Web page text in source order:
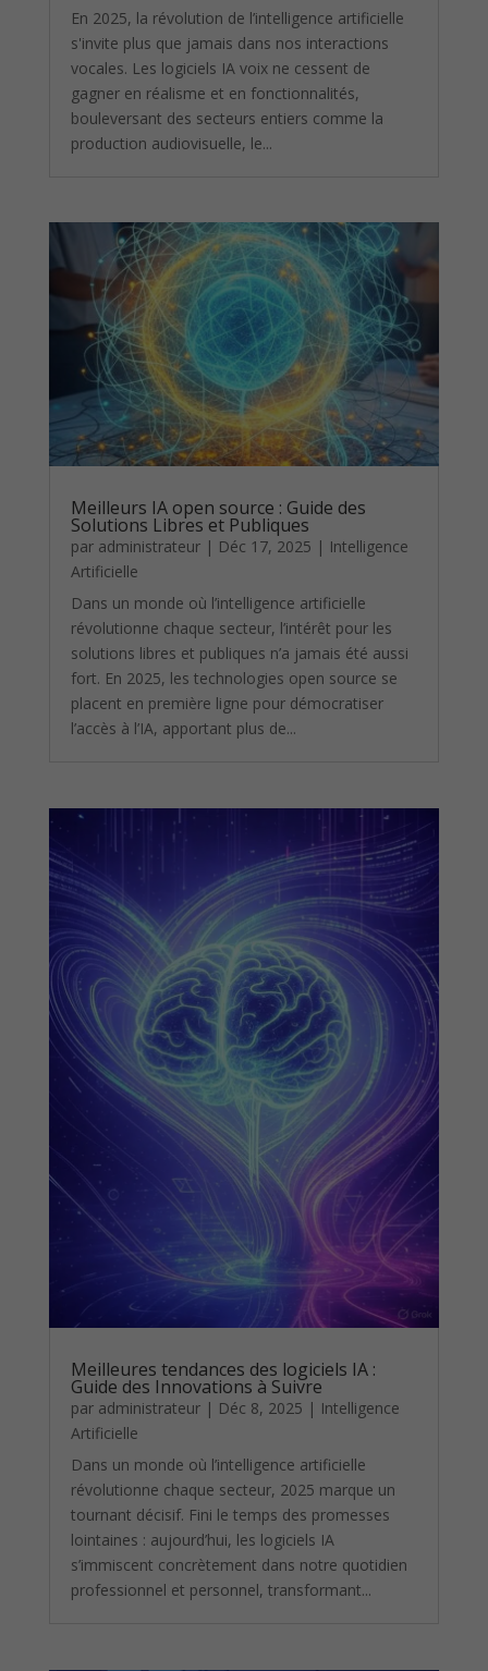
En 2025, la révolution de l’intelligence artificielle
s'invite plus que jamais dans nos interactions
vocales. Les logiciels IA voix ne cessent de
gagner en réalisme et en fonctionnalités,
bouleversant des secteurs entiers comme la
production audiovisuelle, le...
Meilleurs IA open source : Guide des
Solutions Libres et Publiques
par administrateur| Déc 17, 2025 | Intelligence
Artificielle
Dans un monde où l’intelligence artificielle
révolutionne chaque secteur, l’intérêt pour les
solutions libres et publiques n’a jamais été aussi
fort. En 2025, les technologies open source se
placent en première ligne pour démocratiser
l’accès à l’IA, apportant plus de...
Meilleures tendances des logiciels IA :
Guide des Innovations à Suivre
par administrateur| Déc 8, 2025 | Intelligence
Artificielle
Dans un monde où l’intelligence artificielle
révolutionne chaque secteur, 2025 marque un
tournant décisif. Fini le temps des promesses
lointaines : aujourd’hui, les logiciels IA
s’immiscent concrètement dans notre quotidien
professionnel et personnel, transformant...